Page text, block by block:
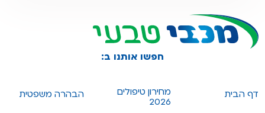
חפשו אותנו ב:
דף הבית
מחירון טיפולים
2026
הבהרה משפטית